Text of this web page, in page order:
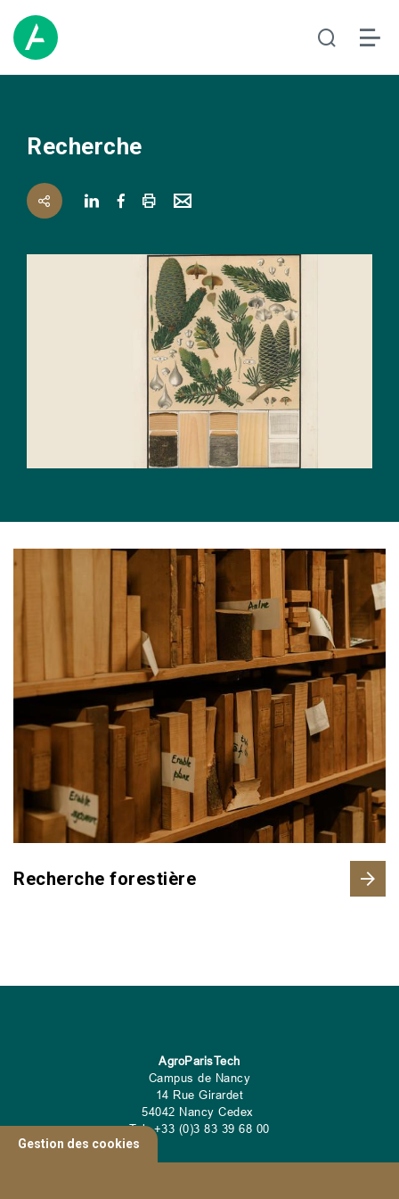
Recherche
Recherche forestière
AgroParisTech
Campus de Nancy
14 Rue Girardet
54042 Nancy Cedex
Tel: +33 (0)3 83 39 68 00
Gestion des cookies